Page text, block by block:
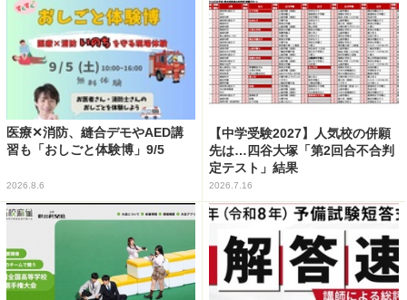
医療✕消防、縫合デモやAED講
習も「おしごと体験博」9/5
2026.8.6
【中学受験2027】人気校の併願
先は…四谷大塚「第2回合不合判
定テスト」結果
2026.7.16